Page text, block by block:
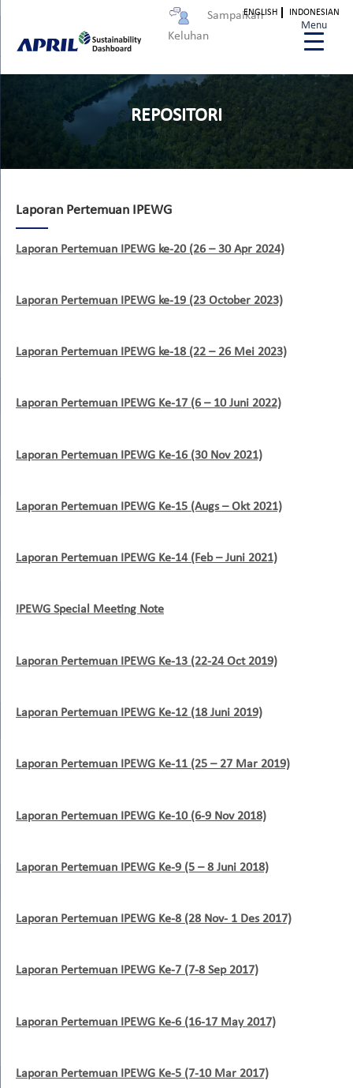
Sampaikan
Keluhan
ENGLISH INDONESIAN
REPOSITORI
Laporan Pertemuan IPEWG
Laporan Pertemuan IPEWG ke-20 (26 – 30 Apr 2024)
Laporan Pertemuan IPEWG ke-19 (23 October 2023)
Laporan Pertemuan IPEWG ke-18 (22 – 26 Mei 2023)
Laporan Pertemuan IPEWG Ke-17 (6 – 10 Juni 2022)
Laporan Pertemuan IPEWG Ke-16 (30 Nov 2021)
Laporan Pertemuan IPEWG Ke-15 (Augs – Okt 2021)
Laporan Pertemuan IPEWG Ke-14 (Feb – Juni 2021)
IPEWG Special Meeting Note
Laporan Pertemuan IPEWG Ke-13 (22-24 Oct 2019)
Laporan Pertemuan IPEWG Ke-12 (18 Juni 2019)
Laporan Pertemuan IPEWG Ke-11 (25 – 27 Mar 2019)
Laporan Pertemuan IPEWG Ke-10 (6-9 Nov 2018)
Laporan Pertemuan IPEWG Ke-9 (5 – 8 Juni 2018)
Laporan Pertemuan IPEWG Ke-8 (28 Nov- 1 Des 2017)
Laporan Pertemuan IPEWG Ke-7 (7-8 Sep 2017)
Laporan Pertemuan IPEWG Ke-6 (16-17 May 2017)
Laporan Pertemuan IPEWG Ke-5 (7-10 Mar 2017)
Menu